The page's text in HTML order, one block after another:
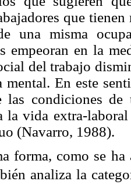
que
una misma
empeoran en la
del trabajo
mental. En este
las condiciones de
la vida extra-
(Navarro, 1988).
forma, como se
analiza la